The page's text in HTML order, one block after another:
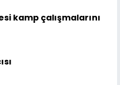
kamp çalışmalarını